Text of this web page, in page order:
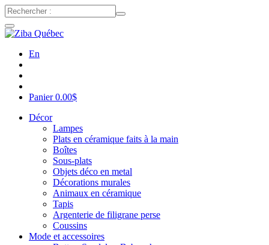
En
Panier0.00$
Décor
Lampes
Plats en céramique faits à la main
Boîtes
Sous-plats
Objets déco en metal
Décorations murales
Animaux en céramique
Tapis
Argenterie de filigrane perse
Coussins
Mode et accessoires